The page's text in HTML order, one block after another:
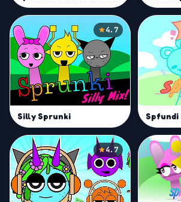
4.7
Silly Sprunki Spfundi
4.7